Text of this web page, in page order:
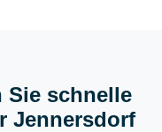
Sie schnelle
Jennersdorf